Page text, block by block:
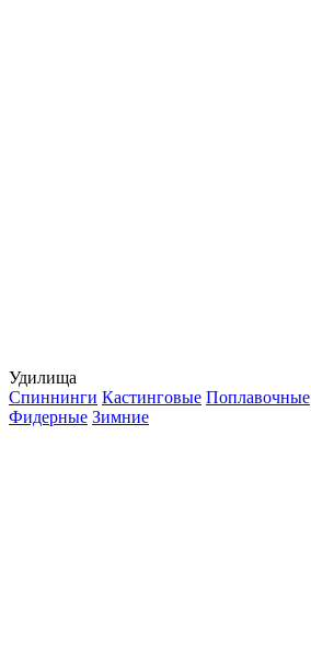
Удилища
Спиннинги Кастинговые Поплавочные
Фидерные Зимние